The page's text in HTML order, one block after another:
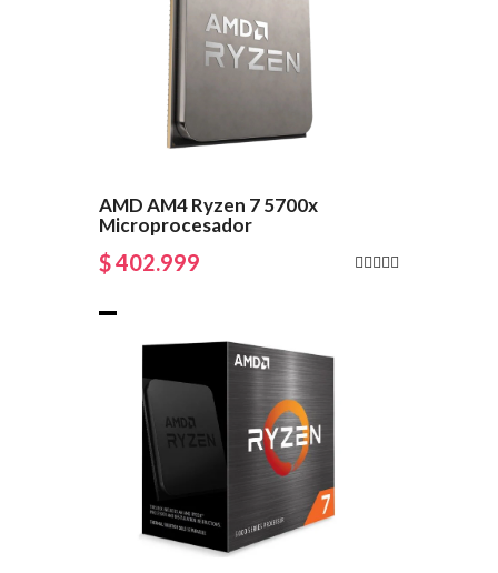
AMD AM4 Ryzen 7 5700x
Microprocesador
$ 402.999